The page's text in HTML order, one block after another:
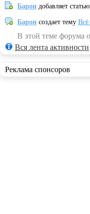
Барон добавляет статью
Барон создает тему Всё
В этой теме форума
Вся лента активности
Реклама спонсоров